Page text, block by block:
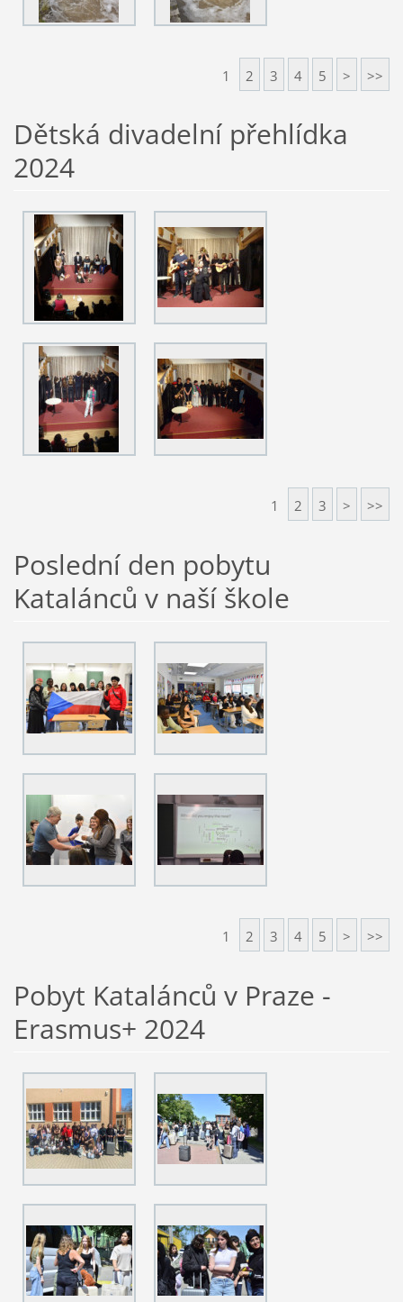
1 2 3 4 5 > >>
Dětská divadelní přehlídka
2024
1 2 3 > >>
Poslední den pobytu
Katalánců v naší škole
1 2 3 4 5 > >>
Pobyt Katalánců v Praze -
Erasmus+ 2024